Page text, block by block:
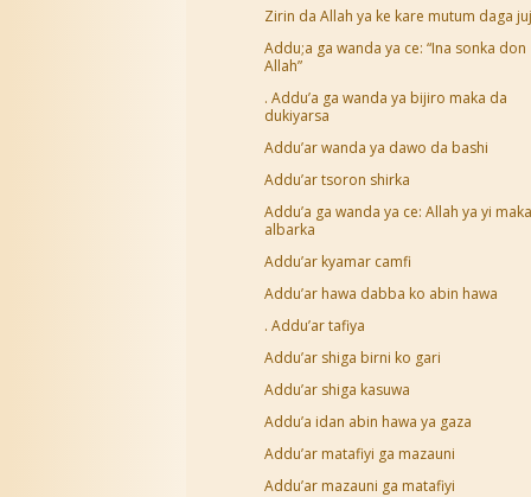
Zirin da Allah ya ke kare mutum daga
Addu;a ga wanda ya ce: “Ina sonka don
Allah”
. Addu’a ga wanda ya bijiro maka da
dukiyarsa
Addu’ar wanda ya dawo da bashi
Addu’ar tsoron shirka
Addu’a ga wanda ya ce: Allah ya yi maka
albarka
Addu’ar kyamar camfi
Addu’ar hawa dabba ko abin hawa
. Addu’ar tafiya
Addu’ar shiga birni ko gari
Addu’ar shiga kasuwa
Addu’a idan abin hawa ya gaza
Addu’ar matafiyi ga mazauni
Addu’ar mazauni ga matafiyi